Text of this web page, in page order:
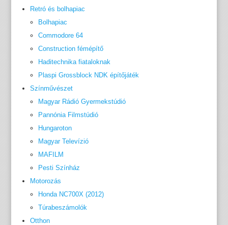
Retró és bolhapiac
Bolhapiac
Commodore 64
Construction fémépítő
Haditechnika fiataloknak
Plaspi Grossblock NDK építőjáték
Színművészet
Magyar Rádió Gyermekstúdió
Pannónia Filmstúdió
Hungaroton
Magyar Televízió
MAFILM
Pesti Színház
Motorozás
Honda NC700X (2012)
Túrabeszámolók
Otthon